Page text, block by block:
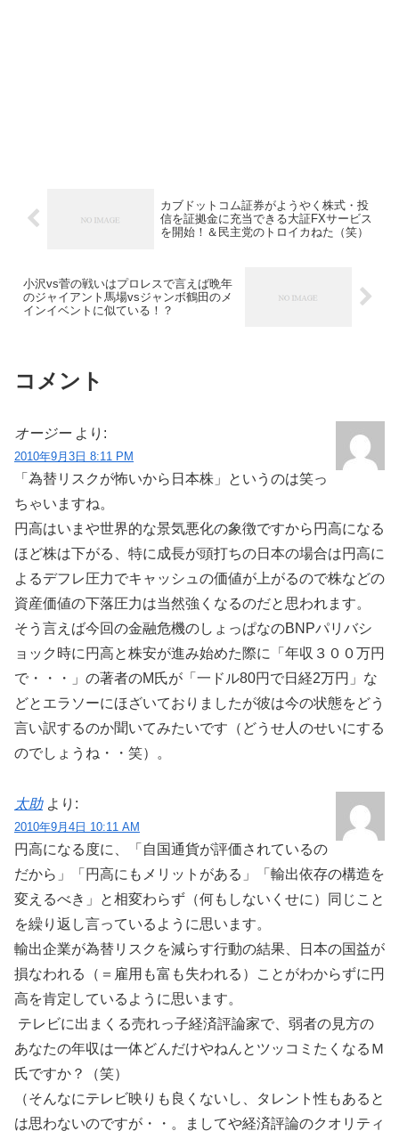
カブドットコム証券がようやく株式・投
信を証拠金に充当できる大証FXサービス
を開始！＆民主党のトロイカねた（笑）
小沢vs菅の戦いはプロレスで言えば晩年
のジャイアント馬場vsジャンボ鶴田のメ
インイベントに似ている！？
コメント
オージー より:
2010年9月3日 8:11 PM
「為替リスクが怖いから日本株」というのは笑っ
ちゃいますね。
円高はいまや世界的な景気悪化の象徴ですから円高になる
ほど株は下がる、特に成長が頭打ちの日本の場合は円高に
よるデフレ圧力でキャッシュの価値が上がるので株などの
資産価値の下落圧力は当然強くなるのだと思われます。
そう言えば今回の金融危機のしょっぱなのBNPパリバシ
ョック時に円高と株安が進み始めた際に「年収３００万円
で・・・」の著者のM氏が「一ドル80円で日経2万円」な
どとエラソーにほざいておりましたが彼は今の状態をどう
言い訳するのか聞いてみたいです（どうせ人のせいにする
のでしょうね・・笑）。
太助 より:
2010年9月4日 10:11 AM
円高になる度に、「自国通貨が評価されているの
だから」「円高にもメリットがある」「輸出依存の構造を
変えるべき」と相変わらず（何もしないくせに）同じこと
を繰り返し言っているように思います。
輸出企業が為替リスクを減らす行動の結果、日本の国益が
損なわれる（＝雇用も富も失われる）ことがわからずに円
高を肯定しているように思います。
テレビに出まくる売れっ子経済評論家で、弱者の見方の
あなたの年収は一体どんだけやねんとツッコミたくなるＭ
氏ですか？（笑）
（そんなにテレビ映りも良くないし、タレント性もあると
は思わないのですが・・。ましてや経済評論のクオリティ